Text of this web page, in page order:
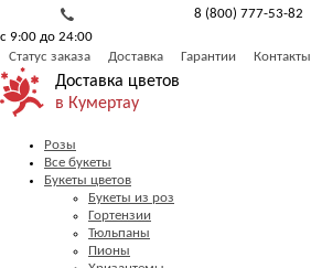
8 (800) 777-53-82
с 9:00 до 24:00
Статус заказа
Доставка Гарантии Контакты
Доставка цветов
в Кумертау
Розы
Все букеты
Букеты цветов
Букеты из роз
Гортензии
Тюльпаны
Пионы